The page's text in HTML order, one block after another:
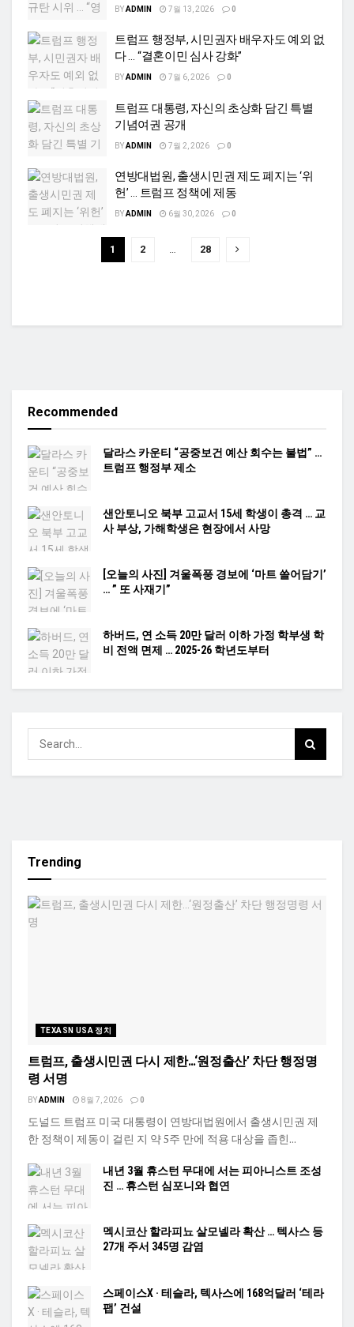
BYADMIN 7월 13, 2026 0
트럼프 행정부, 시민권자 배우자도 예외 없
다 … “결혼이민 심사 강화”
BYADMIN 7월 6, 2026 0
트럼프 대통령, 자신의 초상화 담긴 특별
기념여권 공개
BYADMIN 7월 2, 2026 0
연방대법원, 출생시민권 제도 폐지는 ‘위
헌’ … 트럼프 정책에 제동
BYADMIN 6월 30, 2026 0
1 2 28
Recommended
달라스 카운티 “공중보건 예산 회수는 불법” …
트럼프 행정부 제소
샌안토니오 북부 고교서 15세 학생이 총격 … 교
사 부상, 가해학생은 현장에서 사망
[오늘의 사진] 겨울폭풍 경보에 ‘마트 쓸어담기’
… ” 또 사재기”
하버드, 연 소득 20만 달러 이하 가정 학부생 학
비 전액 면제 … 2025-26 학년도부터
Trending
TEXASN USA 정치
트럼프, 출생시민권 다시 제한…‘원정출산’ 차단 행정명
령 서명
BYADMIN 8월 7, 2026 0
도널드 트럼프 미국 대통령이 연방대법원에서 출생시민권 제
한 정책이 제동이 걸린 지 약 5주 만에 적용 대상을 좁힌...
내년 3월 휴스턴 무대에 서는 피아니스트 조성
진 … 휴스턴 심포니와 협연
멕시코산 할라피뇨 살모넬라 확산 … 텍사스 등
27개 주서 345명 감염
스페이스X · 테슬라, 텍사스에 168억달러 ‘테라
팹’ 건설